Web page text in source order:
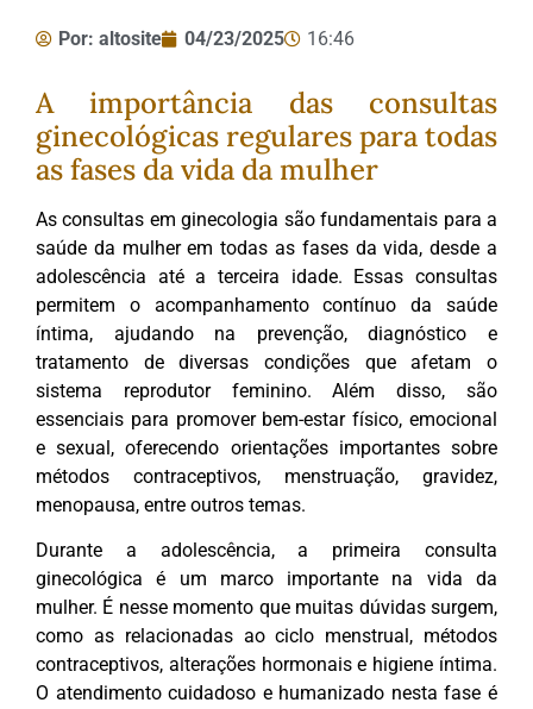
Por: altosite 04/23/2025 16:46
A importância das consultas
ginecológicas regulares para todas
as fases da vida da mulher
As consultas em ginecologia são fundamentais para a
saúde da mulher em todas as fases da vida, desde a
adolescência até a terceira idade. Essas consultas
permitem o acompanhamento contínuo da saúde
íntima, ajudando na prevenção, diagnóstico e
tratamento de diversas condições que afetam o
sistema reprodutor feminino. Além disso, são
essenciais para promover bem-estar físico, emocional
e sexual, oferecendo orientações importantes sobre
métodos contraceptivos, menstruação, gravidez,
menopausa, entre outros temas.
Durante a adolescência, a primeira consulta
ginecológica é um marco importante na vida da
mulher. É nesse momento que muitas dúvidas surgem,
como as relacionadas ao ciclo menstrual, métodos
contraceptivos, alterações hormonais e higiene íntima.
O atendimento cuidadoso e humanizado nesta fase é